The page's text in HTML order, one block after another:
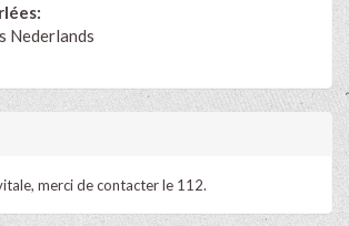
Nederlands
merci de contacter le 112.